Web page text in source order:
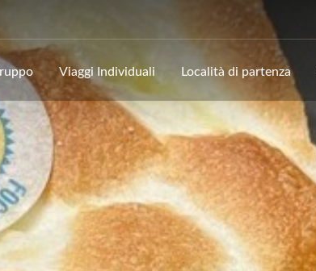
Viaggi Individuali Località di partenza